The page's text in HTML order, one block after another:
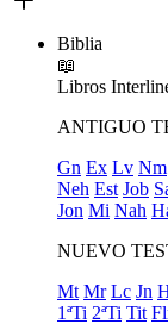
Biblia
📖
Libros
ANTIGUO
Gn Ex Lv Nm
Neh Est Job
Jon Mi Nah
NUEVO
Mt Mr Lc Jn
1ªTi 2ªTi Tit